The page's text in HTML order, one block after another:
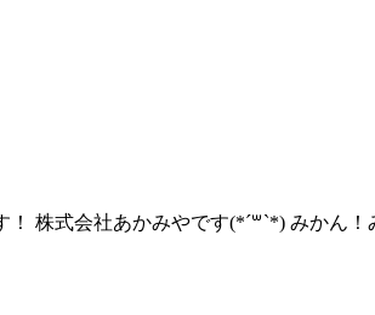
株式会社あかみやです(*´꒳`*) みか